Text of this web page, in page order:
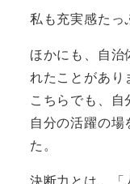
私も充実感たっ
ほかにも、自治
れたことがあり
こちらでも、
自分の活躍の
た。
決断力とは、「